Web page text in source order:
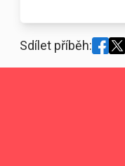
Sdílet příběh: